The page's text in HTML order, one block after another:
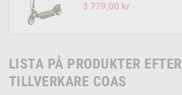
3 779,00 kr
LISTA PÅ PRODUKTER EFTER
TILLVERKARE COAS